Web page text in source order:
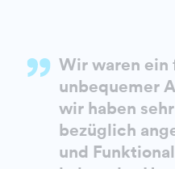
Wir waren ein
unbequemer
wir haben
bezüglich
und